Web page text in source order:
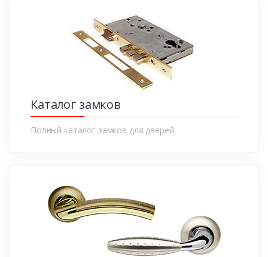
Каталог замков
Полный каталог замков для дверей